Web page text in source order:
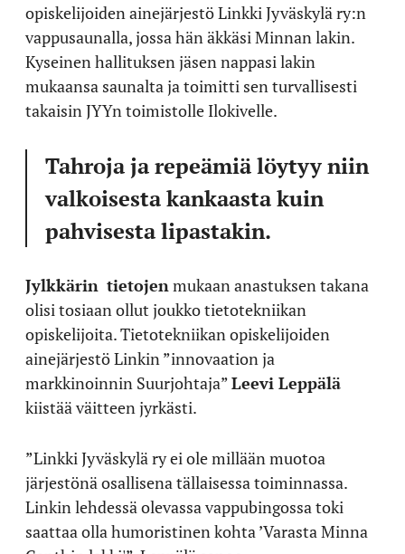
opiskelijoiden ainejärjestö Linkki Jyväskylä ry:n
vappusaunalla, jossa hän äkkäsi Minnan lakin.
Kyseinen hallituksen jäsen nappasi lakin
mukaansa saunalta ja toimitti sen turvallisesti
takaisin JYYn toimistolle Ilokivelle.
Tahroja ja repeämiä löytyy niin
valkoisesta kankaasta kuin
pahvisesta lipastakin.
Jylkkärin tietojenmukaan anastuksen takana
olisi tosiaan ollut joukko tietotekniikan
opiskelijoita. Tietotekniikan opiskelijoiden
ainejärjestö Linkin ”innovaation ja
markkinoinnin Suurjohtaja”Leevi Leppälä
kiistää väitteen jyrkästi.
”Linkki Jyväskylä ry ei ole millään muotoa
järjestönä osallisena tällaisessa toiminnassa.
Linkin lehdessä olevassa vappubingossa toki
saattaa olla humoristinen kohta ’Varasta Minna